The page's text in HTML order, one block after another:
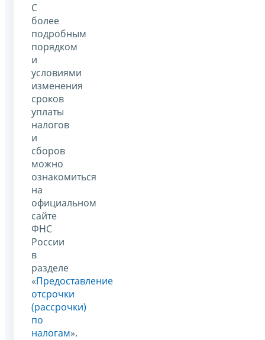
С
более
подробным
порядком
и
условиями
изменения
сроков
уплаты
налогов
и
сборов
можно
ознакомиться
на
официальном
сайте
ФНС
России
в
разделе
«Предоставление
отсрочки
(рассрочки)
по
налогам».